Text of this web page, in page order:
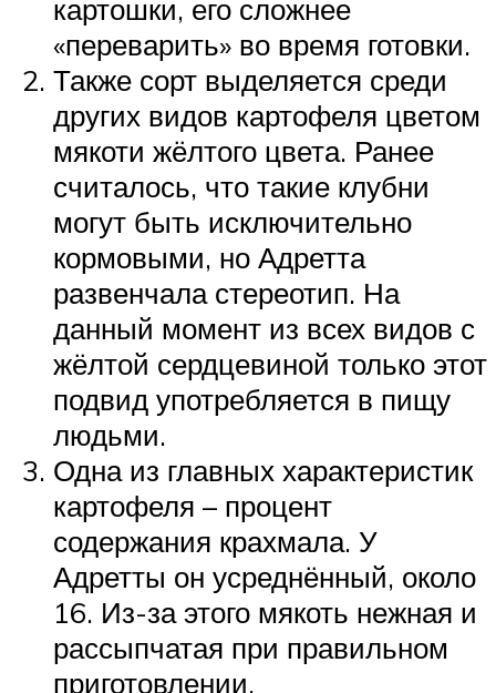
картошки, его сложнее
«переварить» во время готовки.
Также сорт выделяется среди
других видов картофеля цветом
мякоти жёлтого цвета. Ранее
считалось, что такие клубни
могут быть исключительно
кормовыми, но Адретта
развенчала стереотип. На
данный момент из всех видов с
жёлтой сердцевиной только этот
подвид употребляется в пищу
людьми.
Одна из главных характеристик
картофеля – процент
содержания крахмала. У
Адретты он усреднённый, около
16. Из-за этого мякоть нежная и
рассыпчатая при правильном
приготовлении.